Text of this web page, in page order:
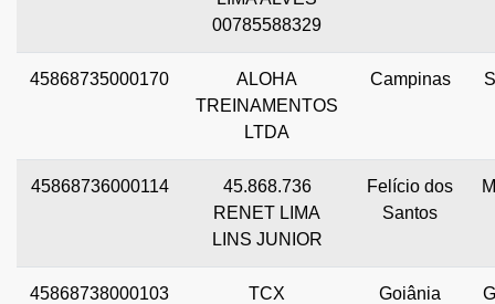
00785588329
45868735000170
ALOHA
TREINAMENTOS
LTDA
Campinas
45868736000114
45.868.736
RENET LIMA
LINS JUNIOR
Felício dos
Santos
45868738000103
TCX
Goiânia